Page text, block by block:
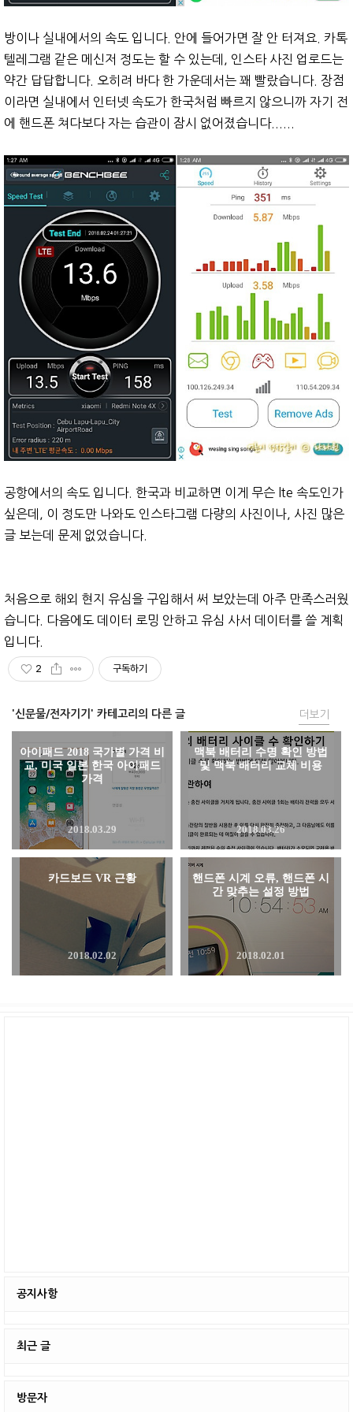
방이나 실내에서의 속도 입니다. 안에 들어가면 잘 안 터져요. 카톡
텔레그램 같은 메신저 정도는 할 수 있는데, 인스타 사진 업로드는
약간 답답합니다. 오히려 바다 한 가운데서는 꽤 빨랐습니다. 장점
이라면 실내에서 인터넷 속도가 한국처럼 빠르지 않으니까 자기 전
에 핸드폰 쳐다보다 자는 습관이 잠시 없어졌습니다......
공항에서의 속도 입니다. 한국과 비교하면 이게 무슨 lte 속도인가
싶은데, 이 정도만 나와도 인스타그램 다량의 사진이나, 사진 많은
글 보는데 문제 없었습니다.
처음으로 해외 현지 유심을 구입해서 써 보았는데 아주 만족스러웠
습니다. 다음에도 데이터 로밍 안하고 유심 사서 데이터를 쓸 계획
입니다.
2 구독하기
'신문물/전자기기' 카테고리의 다른 글
아이패드 2018 국가별 가격 비
교, 미국 일본 한국 아이패드
가격
2018.03.29
맥북 배터리 수명 확인 방법
및 맥북 배터리 교체 비용
2018.03.26
카드보드 VR 근황
2018.02.02
핸드폰 시계 오류, 핸드폰 시
간 맞추는 설정 방법
2018.02.01
더보기
공지사항
최근 글
방문자